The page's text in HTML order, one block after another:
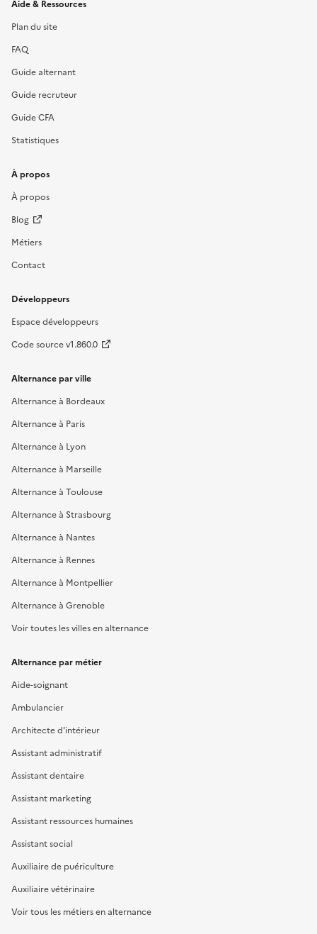
Informations et liens du site
Aide & Ressources
Plan du site
FAQ
Guide alternant
Guide recruteur
Guide CFA
Statistiques
À propos
À propos
Blog
Métiers
Contact
Développeurs
Espace développeurs
Code source v1.860.0
Alternance par ville
Alternance à Bordeaux
Alternance à Paris
Alternance à Lyon
Alternance à Marseille
Alternance à Toulouse
Alternance à Strasbourg
Alternance à Nantes
Alternance à Rennes
Alternance à Montpellier
Alternance à Grenoble
Voir toutes les villes en alternance
Alternance par métier
Aide-soignant
Ambulancier
Architecte d'intérieur
Assistant administratif
Assistant dentaire
Assistant marketing
Assistant ressources humaines
Assistant social
Auxiliaire de puériculture
Auxiliaire vétérinaire
Voir tous les métiers en alternance